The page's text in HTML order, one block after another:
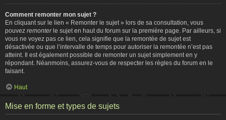
Comment remonter mon sujet ?
En cliquant sur le lien « Remonter le sujet » lors de sa consultation, vous
pouvez remonterle sujet en haut du forum sur la première page. Par ailleurs, si
vous ne voyez pas ce lien, cela signifie que la remontée de sujet est
désactivée ou que l’intervalle de temps pour autoriser la remontée n’est pas
atteint. Il est également possible de remonter un sujet simplement en y
répondant. Néanmoins, assurez-vous de respecter les règles du forum en le
faisant.
Haut
Mise en forme et types de sujets